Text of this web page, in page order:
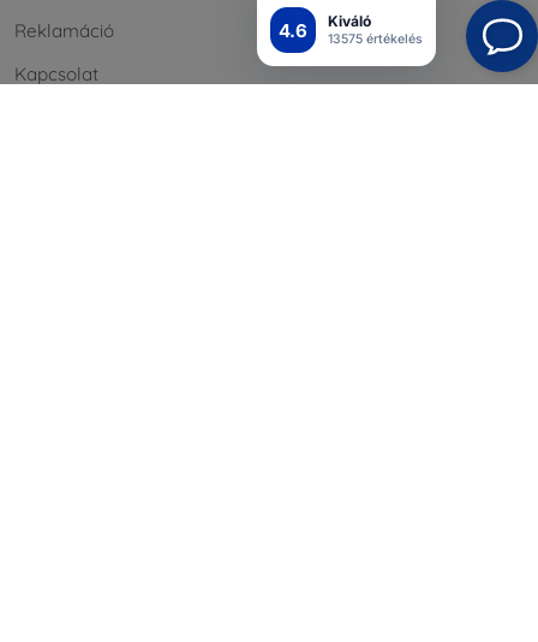
4.6 Kiváló
13575 értékelés
Reklamáció
Kapcsolat